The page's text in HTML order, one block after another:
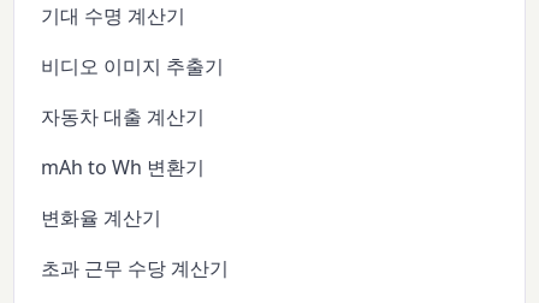
기대 수명 계산기
비디오 이미지 추출기
자동차 대출 계산기
mAh to Wh 변환기
변화율 계산기
초과 근무 수당 계산기